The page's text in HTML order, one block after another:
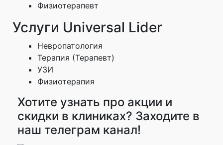
Физиотерапевт
Услуги Universal Lider
Невропатология
Терапия (Терапевт)
УЗИ
Физиотерапия
Хотите узнать про акции и
скидки в клиниках? Заходите в
наш телеграм канал!